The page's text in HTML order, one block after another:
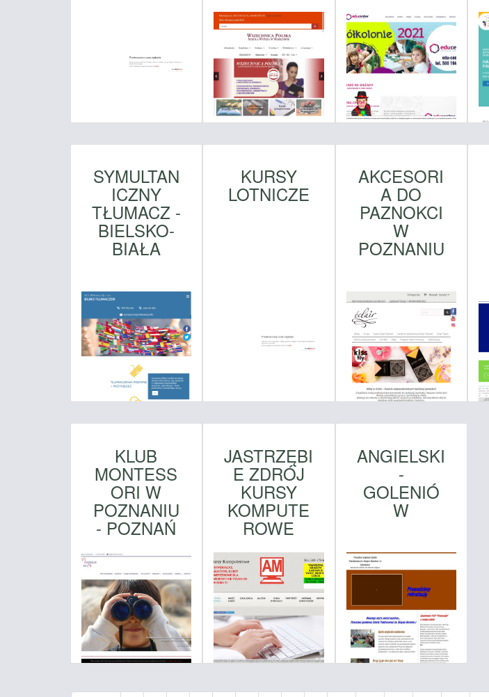
SYMULTAN
ICZNY
TŁUMACZ -
BIELSKO-
BIAŁA
KURSY
LOTNICZE
AKCESORI
A DO
PAZNOKCI
W
POZNANIU
KLUB
MONTESS
ORI W
POZNANIU
- POZNAŃ
JASTRZĘBI
E ZDRÓJ
KURSY
KOMPUTE
ROWE
ANGIELSKI
-
GOLENIÓ
W